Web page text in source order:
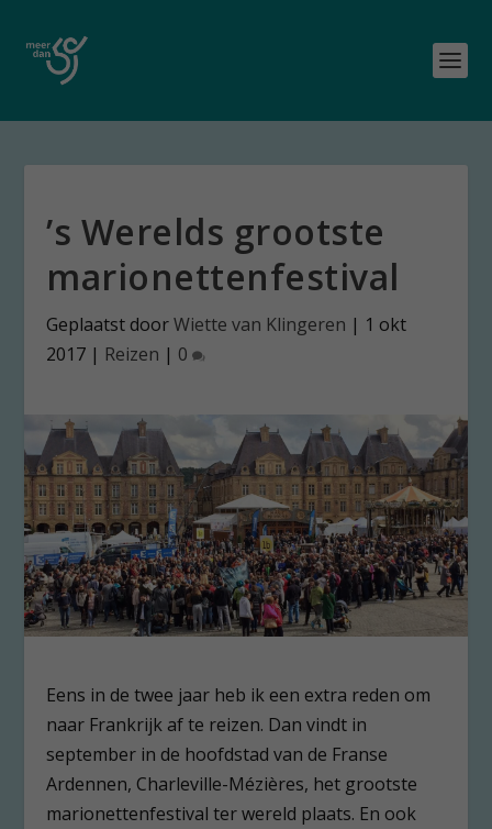
’s Werelds grootste
marionettenfestival
Geplaatst doorWiette van Klingeren | 1 okt
2017 | Reizen | 0
Eens in de twee jaar heb ik een extra reden om
naar Frankrijk af te reizen. Dan vindt in
september in de hoofdstad van de Franse
Ardennen, Charleville-Mézières, het grootste
marionettenfestival ter wereld plaats. En ook